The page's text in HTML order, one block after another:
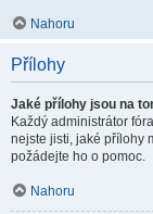
Nahoru
Přílohy
Jaké přílohy jsou na
Každý administrátor
nejste jisti, jaké přílohy
požádejte ho o pomoc.
Nahoru